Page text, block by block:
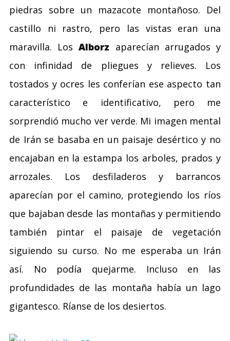
piedras sobre un mazacote montañoso. Del
castillo ni rastro, pero las vistas eran una
maravilla. LosAlborz aparecían arrugados y
con infinidad de pliegues y relieves. Los
tostados y ocres les conferían ese aspecto tan
característico e identificativo, pero me
sorprendió mucho ver verde. Mi imagen mental
de Irán se basaba en un paisaje desértico y no
encajaban en la estampa los arboles, prados y
arrozales. Los desfiladeros y barrancos
aparecían por el camino, protegiendo los ríos
que bajaban desde las montañas y permitiendo
también pintar el paisaje de vegetación
siguiendo su curso. No me esperaba un Irán
así. No podía quejarme. Incluso en las
profundidades de las montaña había un lago
gigantesco. Ríanse de los desiertos.